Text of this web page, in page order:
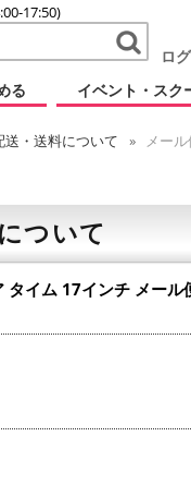
17:50)
ロ
る イベント・スク
送・送料について メー
ついて
タイム 17インチ メール